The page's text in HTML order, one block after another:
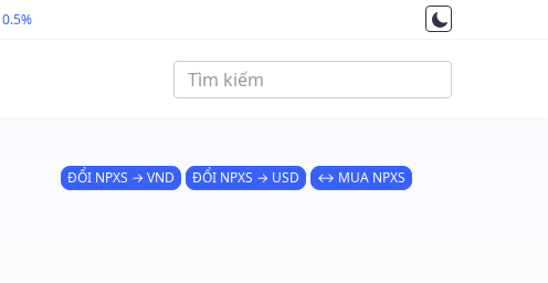
ĐỔI NPXS → VND ĐỔI NPXS → USD ↔ MUA NPXS